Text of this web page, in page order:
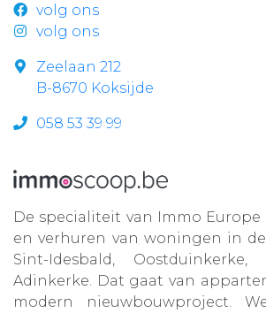
volg ons
volg ons
Zeelaan 212
B-8670 Koksijde
058 53 39 99
De specialiteit van Immo Europe
en verhuren van woningen in
Sint-Idesbald,
Adinkerke. Dat gaat van
modern nieuwbouwproject.